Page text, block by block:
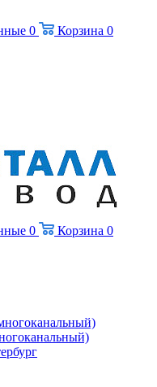
0 Корзина 0
0 Корзина 0